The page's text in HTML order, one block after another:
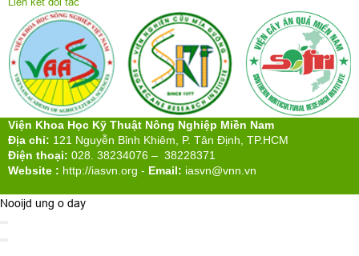
Viện Khoa Học Kỹ Thuật Nông Nghiệp Miền Nam
Địa chỉ: 121 Nguyễn Bỉnh Khiêm, P. Tân Định, TP.HCM
Điện thoại: 028. 38234076 – 38228371
Website : http://iasvn.org - Email: iasvn@vnn.vn
Nooijd ung o day